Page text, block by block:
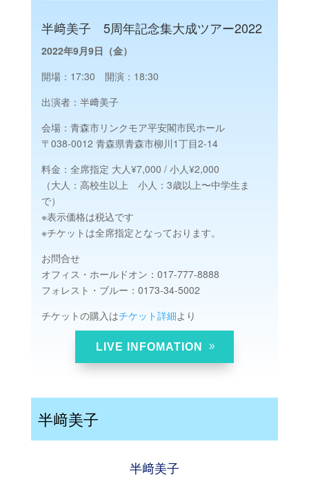
半﨑美子 5周年記念集大成ツアー2022
2022年9月9日（金）
開場：17:30 開演：18:30
出演者： 半﨑美子
会場：青森市リンクモア平安閣市民ホール
〒038-0012 青森県青森市柳川1丁目2-14
料金：全席指定 大人¥7,000 / 小人¥2,000
（大人：高校生以上 小人：3歳以上〜中学生ま
で）
※表示価格は税込です
※チケットは全席指定となっております。
お問合せ
オフィス・ホールドオン：017-777-8888
フォレスト・ブルー：0173-34-5002
チケットの購入はチケット詳細より
LIVE INFOMATION
半﨑美子
半﨑美子